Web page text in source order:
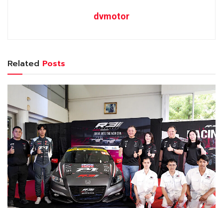
dvmotor
Related Posts